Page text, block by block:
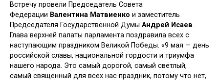
Встречу провели Председатель Совета
Федерации Валентина Матвиенко и заместитель
Председателя Государственной Думы Андрей Исаев.
Глава верхней палаты парламента поздравила всех с
наступающим праздником Великой Победы. «9 мая — день
российской славы, национальной гордости и триумфа
нашего народа. Это самый дорогой, самый светлый,
самый священный для всех нас праздник, потому что нет,